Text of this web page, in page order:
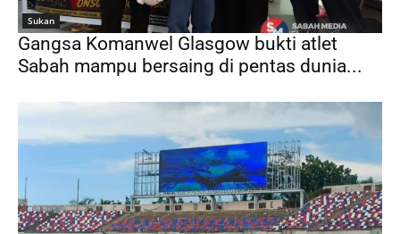
Sukan
Gangsa Komanwel Glasgow bukti atlet
Sabah mampu bersaing di pentas dunia...